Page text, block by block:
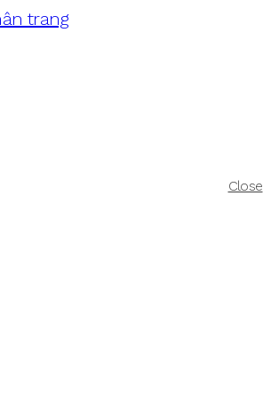
trang
Close